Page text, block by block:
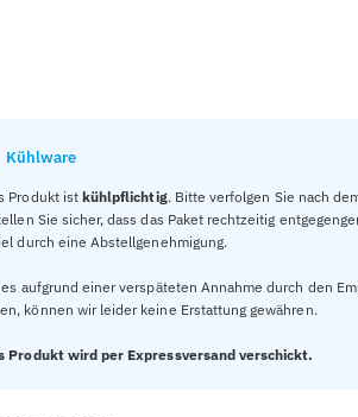
Kühlware
Produkt istkühlpflichtig. Bitte verfolgen Sie nach
Sie sicher, dass das Paket rechtzeitig
durch eine Abstellgenehmigung.
aufgrund einer verspäteten Annahme durch den
können wir leider keine Erstattung gewähren.
Produkt wird per Expressversand verschickt.